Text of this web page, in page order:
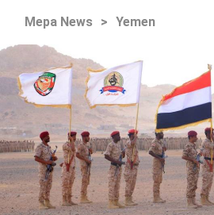
Mepa News > Yemen